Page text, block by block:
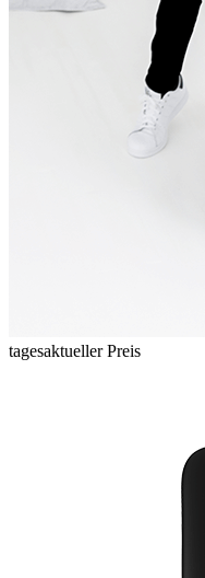
tagesaktueller Preis